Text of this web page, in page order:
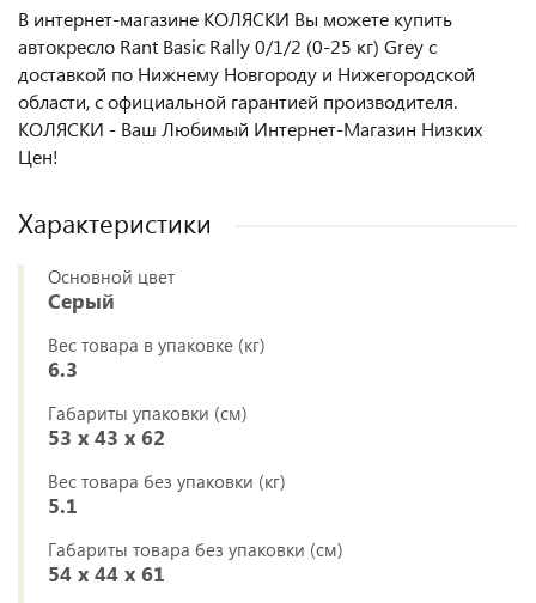
В интернет-магазине КОЛЯСКИ Вы можете купить
автокресло Rant Basic Rally 0/1/2 (0-25 кг) Grey с
доставкой по Нижнему Новгороду и Нижегородской
области, с официальной гарантией производителя.
КОЛЯСКИ - Ваш Любимый Интернет-Магазин Низких
Цен!
Характеристики
Основной цвет
Серый
Вес товара в упаковке (кг)
6.3
Габариты упаковки (см)
53 x 43 x 62
Вес товара без упаковки (кг)
5.1
Габариты товара без упаковки (см)
54 x 44 x 61